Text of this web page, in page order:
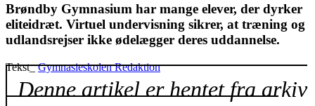
Brøndby Gymnasium har mange elever, der dyrker
eliteidræt. Virtuel undervisning sikrer, at træning og
udlandsrejser ikke ødelægger deres uddannelse.
Tekst_Gymnasieskolen Redaktion
Denne artikel er hentet fra arkiv